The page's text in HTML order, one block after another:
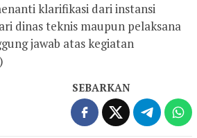
klarifikasi dari instansi
dinas teknis maupun pelaksana
jawab atas kegiatan
SEBARKAN